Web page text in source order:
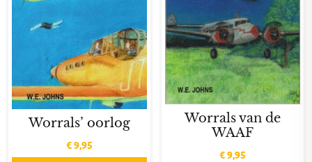
Worrals’ oorlog
€9,95
Worrals van de
WAAF
€9,95